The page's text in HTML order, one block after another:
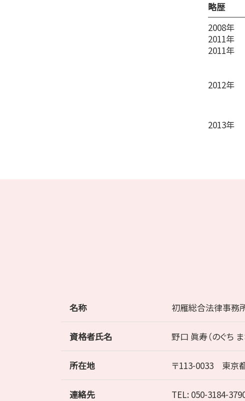
略歴
2008年
2011年
2011年
2012年
2013年
名称 初雁総合法律事務
資格者氏名 野口 眞寿（のぐち ま
所在地 〒113-0033 東京
連絡先 TEL: 050-3184-